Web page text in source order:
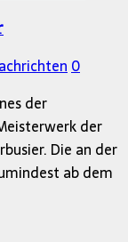
0
der
der
Die an der
ab dem